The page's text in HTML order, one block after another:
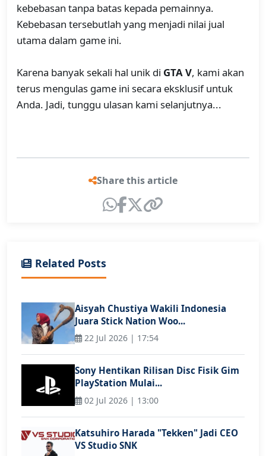
kebebasan tanpa batas kepada pemainnya.
Kebebasan tersebutlah yang menjadi nilai jual
utama dalam game ini.
Karena banyak sekali hal unik di GTA V, kami akan
terus mengulas game ini secara eksklusif untuk
Anda. Jadi, tunggu ulasan kami selanjutnya...
Share this article
Related Posts
Aisyah Chustiya Wakili Indonesia
Juara Stick Nation Woo...
22 Jul 2026 | 17:54
Sony Hentikan Rilisan Disc Fisik Gim
PlayStation Mulai...
02 Jul 2026 | 13:00
Katsuhiro Harada "Tekken" Jadi CEO
VS Studio SNK